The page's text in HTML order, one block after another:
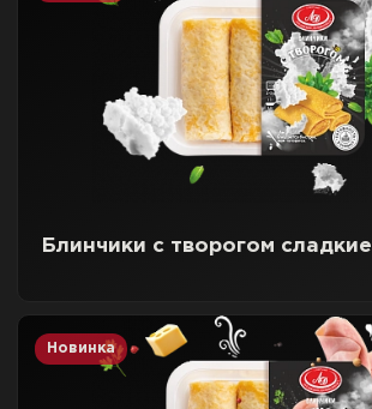
Блинчики с творогом сладкие
Новинка